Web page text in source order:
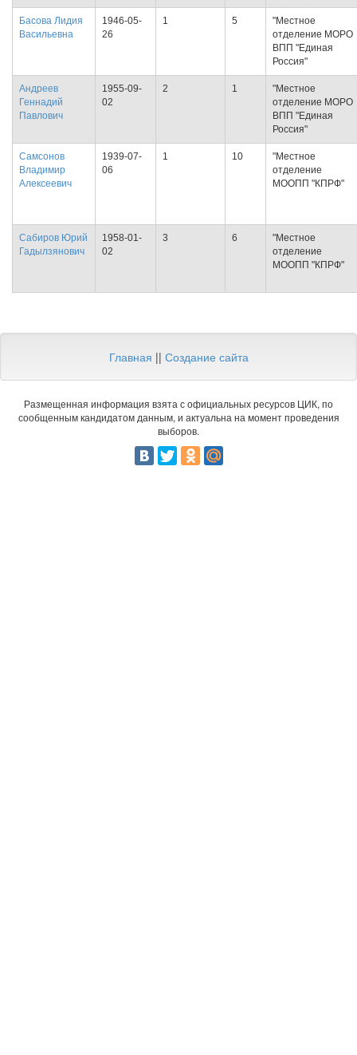
Басова Лидия
Васильевна
1946-05-
26
1 5
"Местное
отделение МОРО
ВПП "Единая
Россия"
Андреев
Геннадий
Павлович
1955-09-
02
2 1
"Местное
отделение МОРО
ВПП "Единая
Россия"
Самсонов
Владимир
Алексеевич
1939-07-
06
1 10
"Местное
отделение
МООПП "КПРФ"
Сабиров Юрий
Гадылзянович
1958-01-
02
3 6
"Местное
отделение
МООПП "КПРФ"
Главная || Создание сайта
Размещенная информация взята с официальных ресурсов ЦИК, по
сообщенным кандидатом данным, и актуальна на момент проведения
выборов.